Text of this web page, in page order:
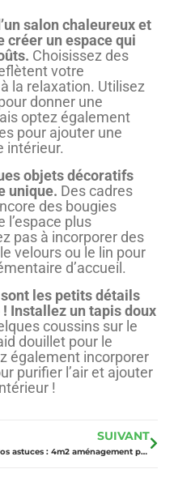
salon chaleureux et
créer un espace qui
Choisissez des
votre
la relaxation. Utilisez
donner une
optez également
pour ajouter une
intérieur.
objets décoratifs
unique. Des cadres
des bougies
l’espace plus
pas à incorporer des
velours ou le lin pour
d’accueil.
sont les petits détails
Installez un tapis doux
coussins sur le
douillet pour le
également incorporer
purifier l’air et ajouter
!
SUIVANT
Nos astuces : 4m2 aménagement petite salle de bain